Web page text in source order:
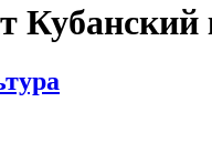
Кубанский